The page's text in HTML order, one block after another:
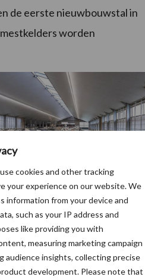
use cookies and other tracking
your experience on our website. We
information from your device and
such as your IP address and
like providing you with
measuring marketing campaign
audience insights, collecting precise
development. Please note that
de eerste nieuwbouwstal in
worden
Denissen op 6 juli is
melkrobots. Tegelijkertijd zijn